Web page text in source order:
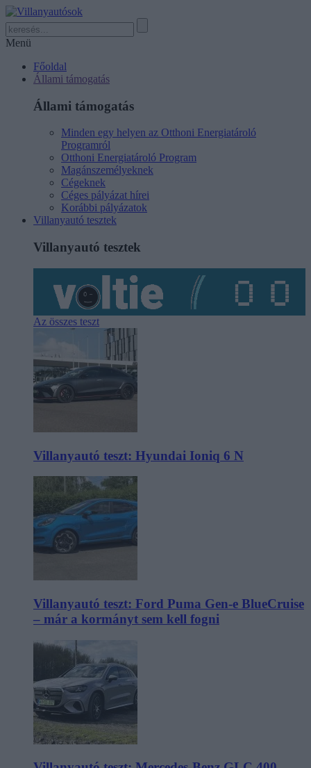
Menü
Főoldal
Állami támogatás
Állami támogatás
Minden egy helyen az Otthoni Energiatároló
Programról
Otthoni Energiatároló Program
Magánszemélyeknek
Cégeknek
Céges pályázat hírei
Korábbi pályázatok
Villanyautó tesztek
Villanyautó tesztek
Az összes teszt
Villanyautó teszt: Hyundai Ioniq 6 N
Villanyautó teszt: Ford Puma Gen-e BlueCruise
– már a kormányt sem kell fogni